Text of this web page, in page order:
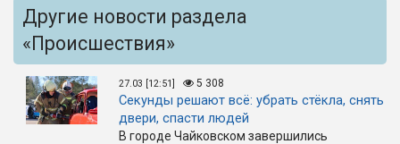
Другие новости раздела
«Происшествия»
27.03 [12:51] 5 308
Секунды решают всё: убрать стёкла, снять
двери, спасти людей
В городе Чайковском завершились